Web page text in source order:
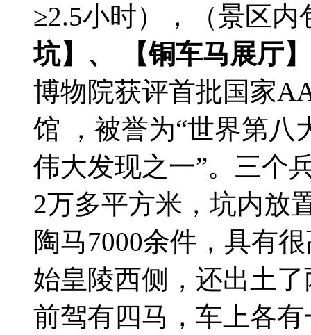
≥2.5小时），（景区内
坑】、 【铜车马展厅】
博物院获评首批国家
馆 ，被誉为“世界第八
伟大发现之一”。三个
2万多平方米，坑内放
陶马7000余件，具有
始皇陵西侧，还出土
前驾有四马，车上各